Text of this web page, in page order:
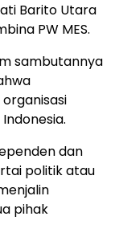
Barito Utara
PW MES.
sambutannya
dan
politik atau
pihak